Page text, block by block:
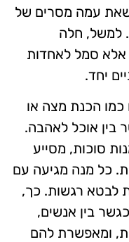
עמה מסרים של
למשל, חלה
סמל לאחדות
יחד.
כמו הכנת מצה או
בין אוכל לאהבה.
סוכות, מסייע
כל מנה מגיעה עם
לבטא רגשות. כך,
בין אנשים,
ומאפשרת להם